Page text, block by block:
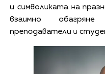
и символиката на
взаимно
преподаватели и